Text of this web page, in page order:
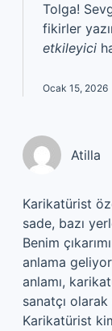
Tolga!
fikirler
etkileyici
Ocak 15, 2026
Atilla
Karikatürist
sade, bazı
Benim
anlama
anlamı,
sanatçı
Karikatürist